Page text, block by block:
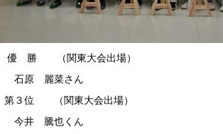
優 勝 （関東大会出場）
石原 麗菜さん
第３位 （関東大会出場）
今井 騰也くん